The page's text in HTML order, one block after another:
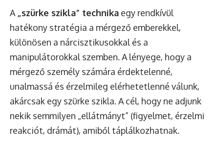
A „szürke szikla” technika egy rendkívül
hatékony stratégia a mérgező emberekkel,
különösen a nárcisztikusokkal és a
manipulátorokkal szemben. A lényege, hogy a
mérgező személy számára érdektelenné,
unalmassá és érzelmileg elérhetetlenné válunk,
akárcsak egy szürke szikla. A cél, hogy ne adjunk
nekik semmilyen „ellátmányt” (figyelmet, érzelmi
reakciót, drámát), amiből táplálkozhatnak.